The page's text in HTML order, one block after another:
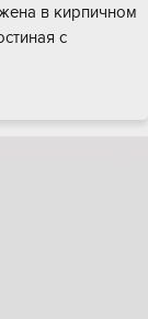
в кирпичнoм
с